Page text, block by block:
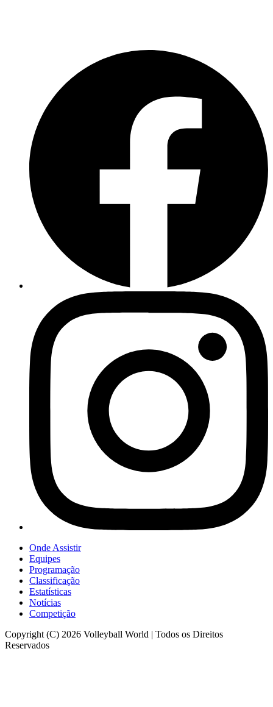
Onde Assistir
Equipes
Programação
Classificação
Estatísticas
Notícias
Competição
Copyright (C) 2026 Volleyball World | Todos os Direitos
Reservados